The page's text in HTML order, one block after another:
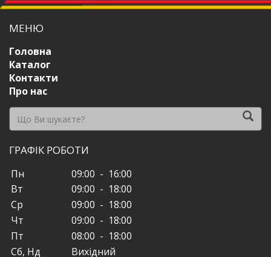
МЕНЮ
Головна
Каталог
Контакти
Про нас
ГРАФІК РОБОТИ
Пн
09:00 - 16:00
Вт
09:00 - 18:00
Ср
09:00 - 18:00
Чт
09:00 - 18:00
Пт
08:00 - 18:00
Сб, Нд
Вихідний